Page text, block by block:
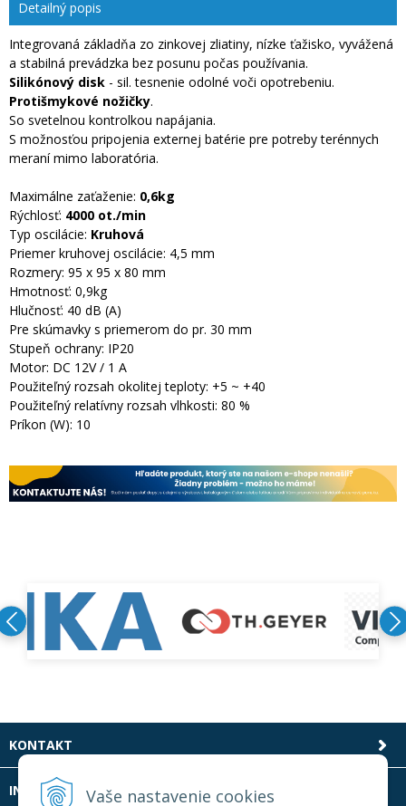
Vaše nastavenie cookies
Detailný popis
Integrovaná základňa zo zinkovej zliatiny, nízke ťažisko, vyvážená
a stabilná prevádzka bez posunu počas používania.
Silikónový disk - sil. tesnenie odolné voči opotrebeniu.
Protišmykové nožičky.
So svetelnou kontrolkou napájania.
S možnosťou pripojenia externej batérie pre potreby terénnych
meraní mimo laboratória.
Maximálne zaťaženie: 0,6kg
Rýchlosť: 4000 ot./min
Typ oscilácie: Kruhová
Priemer kruhovej oscilácie: 4,5 mm
Rozmery: 95 x 95 x 80 mm
Hmotnosť: 0,9kg
Hlučnosť: 40 dB (A)
Pre skúmavky s priemerom do pr. 30 mm
Stupeň ochrany: IP20
Motor: DC 12V / 1 A
Použiteľný rozsah okolitej teploty: +5 ~ +40
Použiteľný relatívny rozsah vlhkosti: 80 %
Príkon (W): 10
KONTAKT
INFOLINKA